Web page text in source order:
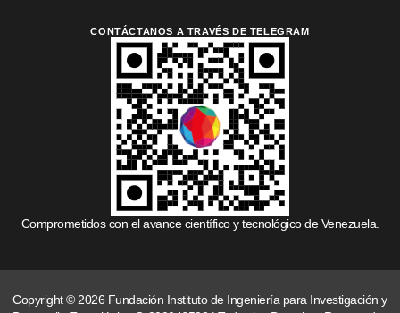
CONTÁCTANOS A TRAVÉS DE TELEGRAM
Comprometidos con el avance científico y tecnológico de Venezuela.
Copyright © 2026 Fundación Instituto de Ingeniería para Investigación y